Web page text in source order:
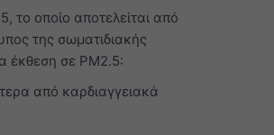
το οποίο αποτελείται από
της σωματιδιακής
έκθεση σε PM2.5:
από καρδιαγγειακά